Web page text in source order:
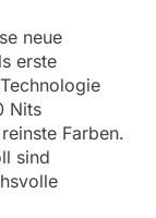
neue
erste
Nits
Farben.
sind